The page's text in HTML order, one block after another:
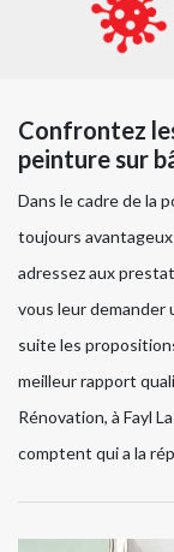
Confrontez
peinture sur
Dans le cadre de la
toujours
adressez aux
vous leur demander
suite les
meilleur rapport
Rénovation, à Fayl
comptent qui a la